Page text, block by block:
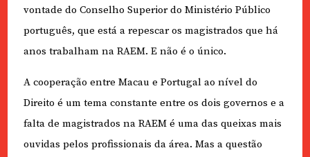
vontade do Conselho Superior do Ministério Público
português, que está a repescar os magistrados que há
anos trabalham na RAEM. E não é o único.
A cooperação entre Macau e Portugal ao nível do
Direito é um tema constante entre os dois governos e a
falta de magistrados na RAEM é uma das queixas mais
ouvidas pelos profissionais da área. Mas a questão